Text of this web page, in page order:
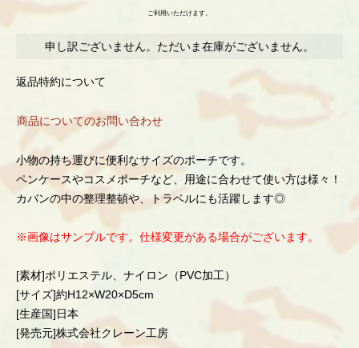
ご利用いただけます。
申し訳ございません。ただいま在庫がございません。
返品特約について
商品についてのお問い合わせ
小物の持ち運びに便利なサイズのポーチです。
ペンケースやコスメポーチなど、用途に合わせて使い方は様々！
カバンの中の整理整頓や、トラベルにも活躍します◎
※画像はサンプルです。仕様変更がある場合がございます。
[素材]ポリエステル、ナイロン（PVC加工）
[サイズ]約H12×W20×D5cm
[生産国]日本
[発売元]株式会社クレーン工房